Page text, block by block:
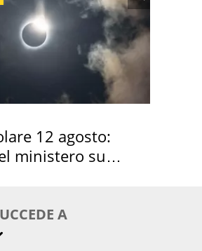
12 agosto:
ministero su